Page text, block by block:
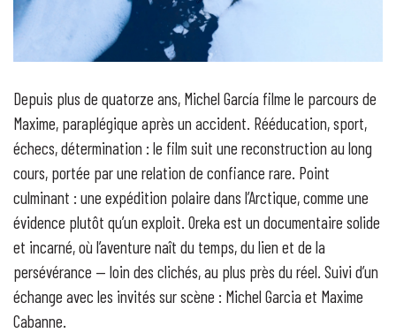
Depuis plus de quatorze ans, Michel García filme le parcours de
Maxime, paraplégique après un accident. Rééducation, sport,
échecs, détermination : le film suit une reconstruction au long
cours, portée par une relation de confiance rare. Point
culminant : une expédition polaire dans l’Arctique, comme une
évidence plutôt qu’un exploit. Oreka est un documentaire solide
et incarné, où l’aventure naît du temps, du lien et de la
persévérance — loin des clichés, au plus près du réel. Suivi d’un
échange avec les invités sur scène : Michel Garcia et Maxime
Cabanne.